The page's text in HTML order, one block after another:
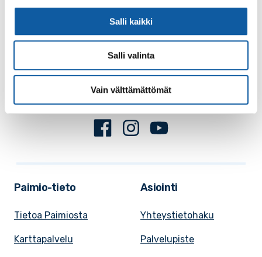
Salli kaikki
Salli valinta
Vain välttämättömät
Käyntiosoite: Vistantie 18
FacebookInstagram
Paimio-tieto
Tietoa Paimiosta
Karttapalvelu
Asiointi
Yhteystietohaku
Palvelupiste